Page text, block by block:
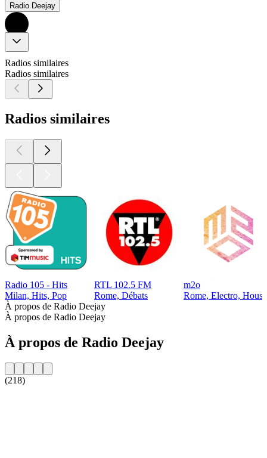
Radio Deejay
Radios similaires
Radios similaires
Radios similaires
Radio 105 - Hits
Milan, Hits, Pop
RTL 102.5 FM
Rome, Débats
m2o
Rome, Electro,
À propos de Radio Deejay
À propos de Radio Deejay
À propos de Radio Deejay
(218)